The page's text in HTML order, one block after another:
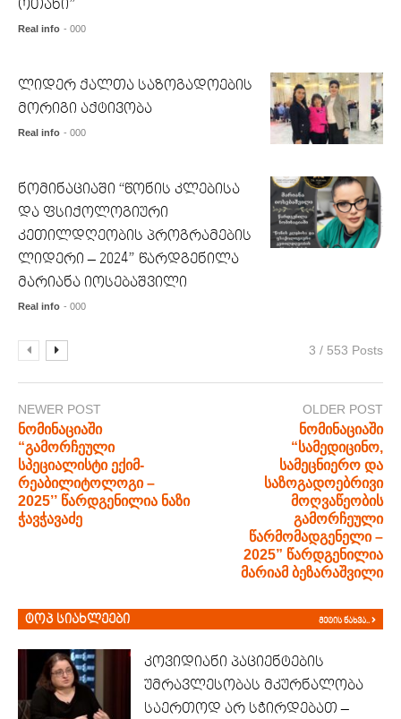
ოთახი”
Real info - 000
ლიდერ ქალთა საზოგადოების
მორიგი აქტივობა
Real info - 000
ნომინაციაში “წონის კლებისა
და ფსიქოლოგიური
კეთილდღეობის პროგრამების
ლიდერი – 2024” წარდგენილა
მარიანა იოსებაშვილი
Real info - 000
3 / 553 Posts
NEWER POST
ნომინაციაში
“გამორჩეული
სპეციალისტი ექიმ-
რეაბილიტოლოგი –
2025’’ წარდგენილია ნაზი
ჭავჭავაძე
OLDER POST
ნომინაციაში
“სამედიცინო,
სამეცნიერო და
საზოგადოებრივი
მოღვაწეობის
გამორჩეული
წარმომადგენელი –
2025” წარდგენილია
მარიამ ბეზარაშვილი
ტოპ სიახლეები მეტის ნახვა..
კოვიდიანი პაციენტების
უმრავლესობას მკურნალობა
საერთოდ არ სჭირდებათ –